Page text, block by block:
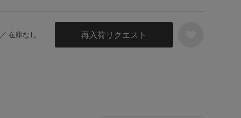
在庫なし 再入荷リクエスト